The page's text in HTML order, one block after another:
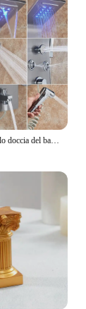
Colonna del pannello doccia del bagno dorato colonna doccia a cascata a pioggia a LED Display digitale nero della temperatura pistola a spruzzo per Bidet getti Spa